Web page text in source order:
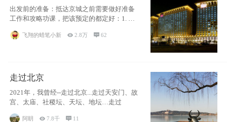
古七星夜景！
出发前的准备：抵达京城之前需要做好准备
工作和攻略功课，把该预定的都定好：1. 酒
飞翔的蜡笔小新 2.8万 62
走过北京
2021年，我曾经--走过北京...走过天安门、故
宫、太庙、社稷坛、天坛、地坛…走过
阿眀 7.8千  11